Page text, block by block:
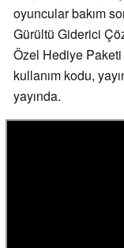
oyuncular bakım
Gürültü Giderici
Özel Hediye
kullanım kodu,
yayında.